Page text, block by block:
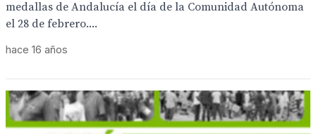
medallas de Andalucía el día de la Comunidad Autónoma
el 28 de febrero....
hace 16 años